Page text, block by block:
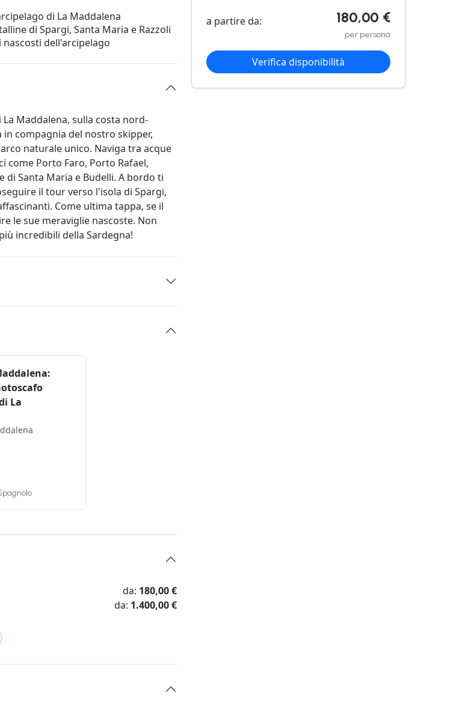
di La Maddalena
di Spargi, Santa Maria e Razzoli
dell'arcipelago
Maddalena, sulla costa nord-
in compagnia del nostro skipper,
naturale unico. Naviga tra acque
come Porto Faro, Porto Rafael,
di Santa Maria e Budelli. A bordo ti
il tour verso l'isola di Spargi,
Come ultima tappa, se il
le sue meraviglie nascoste. Non
incredibili della Sardegna!
La
da: 180,00 €
da: 1.400,00 €
a partire da: 180,00 €
per persona
Verifica disponibilità